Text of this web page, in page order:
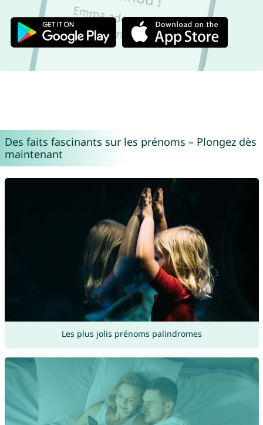
Des faits fascinants sur les prénoms – Plongez dès
maintenant
Les plus jolis prénoms palindromes